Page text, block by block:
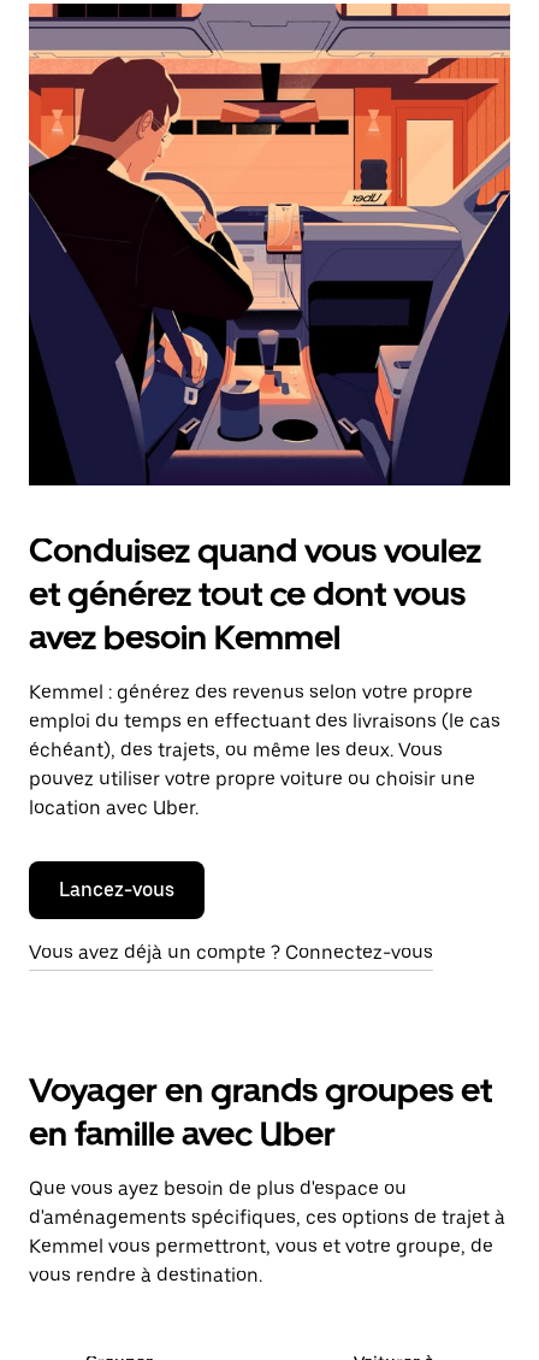
bas
ouvrir
le
calendrier
sélectionner
une
date.
Appuyez
sur
touche
pour
fermer
le
calendrier.
Conduisez quand vous voulez
et générez tout ce dont vous
avez besoin Kemmel
Kemmel : générez des revenus selon votre propre
emploi du temps en effectuant des livraisons (le cas
échéant), des trajets, ou même les deux. Vous
pouvez utiliser votre propre voiture ou choisir une
location avec Uber.
Lancez-vous
Vous avez déjà un compte ? Connectez-vous
Voyager en grands groupes et
en famille avec Uber
Que vous ayez besoin de plus d'espace ou
d'aménagements spécifiques, ces options de trajet à
Kemmel vous permettront, vous et votre groupe, de
vous rendre à destination.